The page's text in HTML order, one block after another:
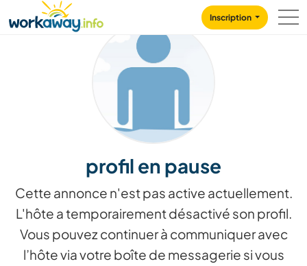
CONTENT
MAIN NAVIGATION
Inscription
profil en pause
Cette annonce n'est pas active actuellement.
L'hôte a temporairement désactivé son profil.
Vous pouvez continuer à communiquer avec
l’hôte via votre boîte de messagerie si vous